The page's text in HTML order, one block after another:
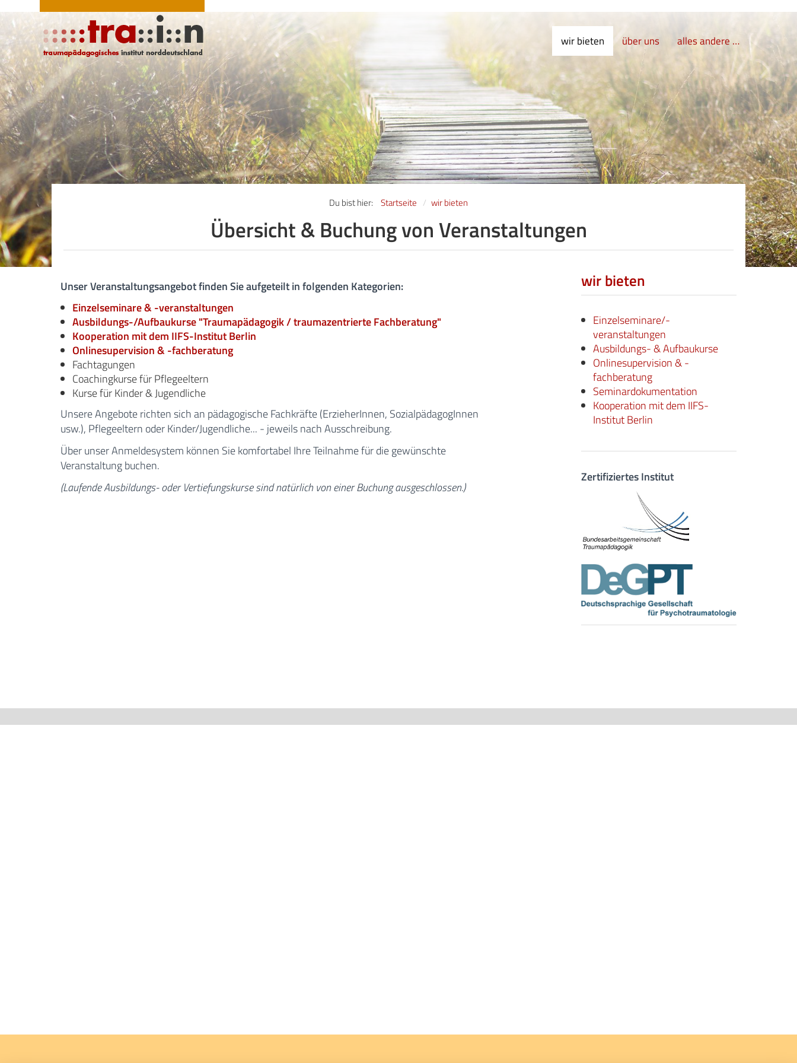
wir bieten über uns alles andere …
Du bist hier: Startseite wir bieten
Übersicht & Buchung von Veranstaltungen
Unser Veranstaltungsangebot finden Sie aufgeteilt in folgenden Kategorien:
Einzelseminare & -veranstaltungen
Ausbildungs-/Aufbaukurse "Traumapädagogik / traumazentrierte Fachberatung"
Kooperation mit dem IIFS-Institut Berlin
Onlinesupervision & -fachberatung
Fachtagungen
Coachingkurse für Pflegeeltern
Kurse für Kinder & Jugendliche
Unsere Angebote richten sich an pädagogische Fachkräfte (ErzieherInnen, SozialpädagogInnen
usw.), Pflegeeltern oder Kinder/Jugendliche... - jeweils nach Ausschreibung.
Über unser Anmeldesystem können Sie komfortabel Ihre Teilnahme für die gewünschte
Veranstaltung buchen.
(Laufende Ausbildungs- oder Vertiefungskurse sind natürlich von einer Buchung ausgeschlossen.)
wir bieten
Einzelseminare/-
veranstaltungen
Ausbildungs- & Aufbaukurse
Onlinesupervision & -
fachberatung
Seminardokumentation
Kooperation mit dem IIFS-
Institut Berlin
Zertifiziertes Institut